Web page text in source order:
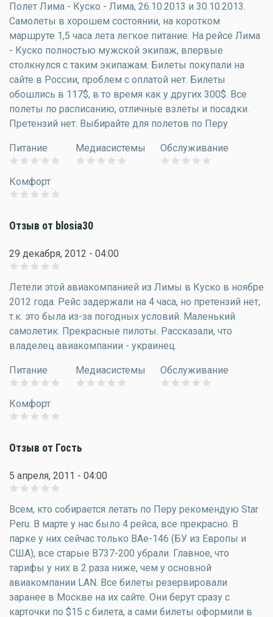
Полет Лима - Куско - Лима, 26.10.2013 и 30.10.2013.
Самолеты в хорошем состоянии, на коротком
маршруте 1,5 часа лета легкое питание. На рейсе Лима
- Куско полностью мужской экипаж, впервые
столкнулся с таким экипажам. Билеты покупали на
сайте в России, проблем с оплатой нет. Билеты
обошлись в 117$, в то время как у других 300$. Все
полеты по расписанию, отличные взлеты и посадки.
Претензий нет. Выбирайте для полетов по Перу
Питание Медиасистемы Обслуживание
Комфорт
Отзыв от blosia30
29 декабря, 2012 - 04:00
Летели этой авиакомпанией из Лимы в Куско в ноябре
2012 года. Рейс задержали на 4 часа, но претензий нет,
т.к. это была из-за погодных условий. Маленький
самолетик. Прекрасные пилоты. Рассказали, что
владелец авиакомпании - украинец.
Питание Медиасистемы Обслуживание
Комфорт
Отзыв от Гость
5 апреля, 2011 - 04:00
Всем, кто собирается летать по Перу рекомендую Star
Peru. В марте у нас было 4 рейса, все прекрасно. В
парке у них сейчас только ВАе-146 (БУ из Европы и
США), все старые В737-200 убрали. Главное, что
тарифы у них в 2 раза ниже, чем у основной
авиакомпании LAN. Все билеты резервировали
заранее в Москве на их сайте. Они берут сразу с
карточки по $15 с билета, а сами билеты оформили в